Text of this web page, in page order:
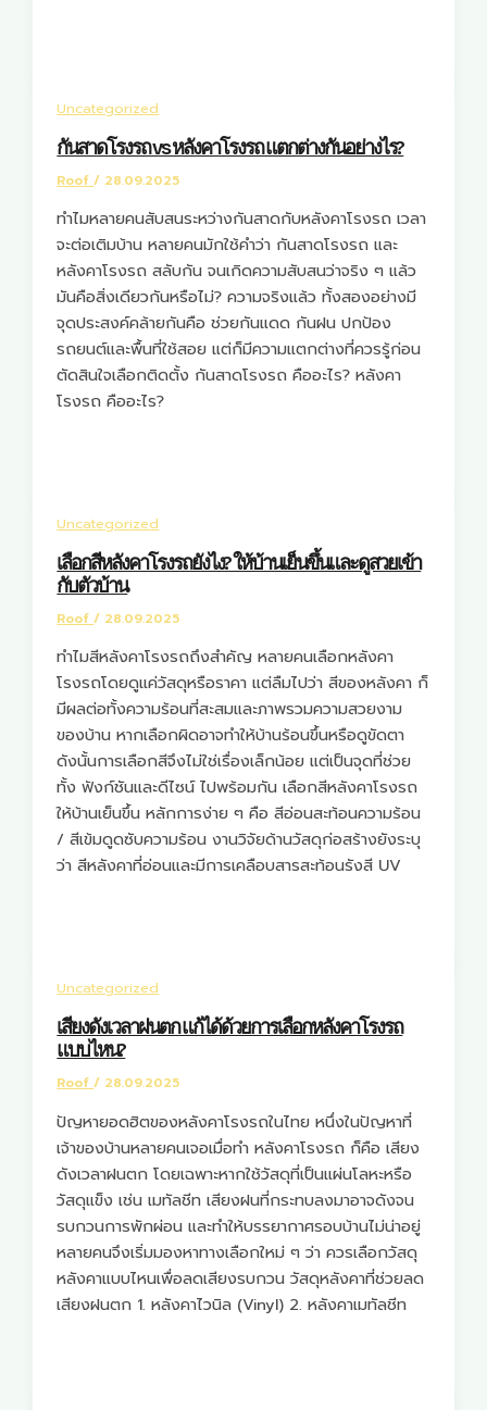
Uncategorized
กันสาดโรงรถ vs หลังคาโรงรถ แตกต่างกันอย่างไร?
Roof/ 28.09.2025
ทำไมหลายคนสับสนระหว่างกันสาดกับหลังคาโรงรถ เวลา
จะต่อเติมบ้าน หลายคนมักใช้คำว่า กันสาดโรงรถ และ
หลังคาโรงรถ สลับกัน จนเกิดความสับสนว่าจริง ๆ แล้ว
มันคือสิ่งเดียวกันหรือไม่? ความจริงแล้ว ทั้งสองอย่างมี
จุดประสงค์คล้ายกันคือ ช่วยกันแดด กันฝน ปกป้อง
รถยนต์และพื้นที่ใช้สอย แต่ก็มีความแตกต่างที่ควรรู้ก่อน
ตัดสินใจเลือกติดตั้ง กันสาดโรงรถ คืออะไร? หลังคา
โรงรถ คืออะไร?
Uncategorized
เลือกสีหลังคาโรงรถยังไง? ให้บ้านเย็นขึ้นและดูสวยเข้า
กับตัวบ้าน
Roof/ 28.09.2025
ทำไมสีหลังคาโรงรถถึงสำคัญ หลายคนเลือกหลังคา
โรงรถโดยดูแค่วัสดุหรือราคา แต่ลืมไปว่า สีของหลังคา ก็
มีผลต่อทั้งความร้อนที่สะสมและภาพรวมความสวยงาม
ของบ้าน หากเลือกผิดอาจทำให้บ้านร้อนขึ้นหรือดูขัดตา
ดังนั้นการเลือกสีจึงไม่ใช่เรื่องเล็กน้อย แต่เป็นจุดที่ช่วย
ทั้ง ฟังก์ชันและดีไซน์ ไปพร้อมกัน เลือกสีหลังคาโรงรถ
ให้บ้านเย็นขึ้น หลักการง่าย ๆ คือ สีอ่อนสะท้อนความร้อน
/ สีเข้มดูดซับความร้อน งานวิจัยด้านวัสดุก่อสร้างยังระบุ
ว่า สีหลังคาที่อ่อนและมีการเคลือบสารสะท้อนรังสี UV
Uncategorized
เสียงดังเวลาฝนตก แก้ได้ด้วยการเลือกหลังคาโรงรถ
แบบไหน?
Roof/ 28.09.2025
ปัญหายอดฮิตของหลังคาโรงรถในไทย หนึ่งในปัญหาที่
เจ้าของบ้านหลายคนเจอเมื่อทำ หลังคาโรงรถ ก็คือ เสียง
ดังเวลาฝนตก โดยเฉพาะหากใช้วัสดุที่เป็นแผ่นโลหะหรือ
วัสดุแข็ง เช่น เมทัลชีท เสียงฝนที่กระทบลงมาอาจดังจน
รบกวนการพักผ่อน และทำให้บรรยากาศรอบบ้านไม่น่าอยู่
หลายคนจึงเริ่มมองหาทางเลือกใหม่ ๆ ว่า ควรเลือกวัสดุ
หลังคาแบบไหนเพื่อลดเสียงรบกวน วัสดุหลังคาที่ช่วยลด
เสียงฝนตก 1. หลังคาไวนิล (Vinyl) 2. หลังคาเมทัลชีท